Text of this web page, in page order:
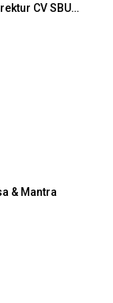
CV SBU
& Mantra